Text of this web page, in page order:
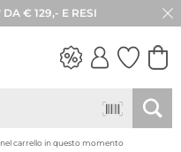
€ 129,- E RESI
RESO
carrello in questo momento